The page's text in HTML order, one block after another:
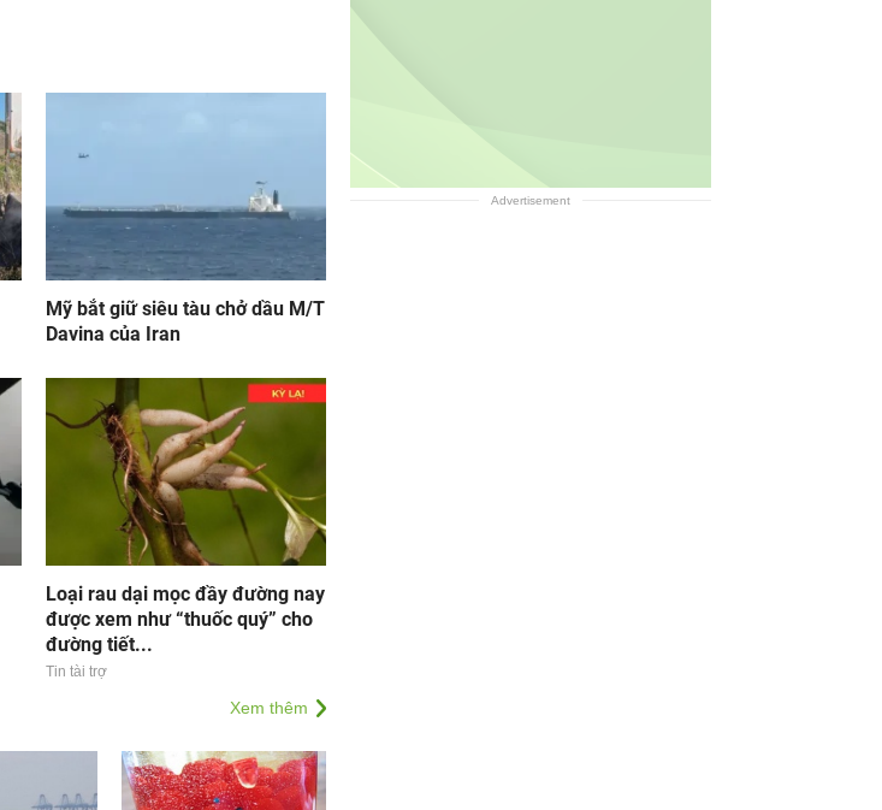
Mỹ bắt giữ siêu tàu chở dầu M/T
Davina của Iran
Loại rau dại mọc đầy đường nay
được xem như “thuốc quý” cho
đường tiết...
Tin tài trợ
Xem thêm
Advertisement